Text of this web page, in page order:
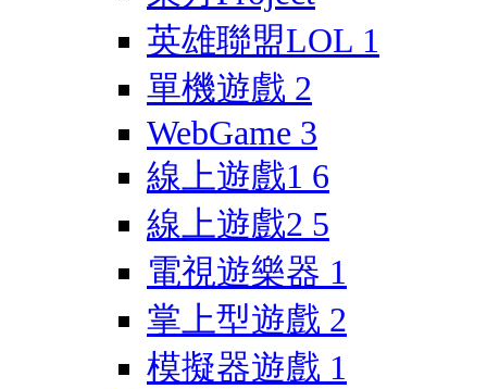
英雄聯盟LOL 1
單機遊戲 2
WebGame 3
線上遊戲1 6
線上遊戲2 5
電視遊樂器 1
掌上型遊戲 2
模擬器遊戲 1